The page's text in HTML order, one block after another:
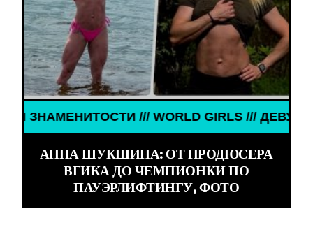
/// WORLD GIRLS /// ДЕВУШКИ
АННА ШУКШИНА: ОТ ПРОДЮСЕРА
ВГИКА ДО ЧЕМПИОНКИ ПО
ПАУЭРЛИФТИНГУ, ФОТО